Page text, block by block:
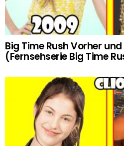
Big Time Rush Vorher
(Fernsehserie Big Time